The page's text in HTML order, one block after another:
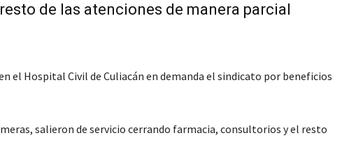
de las atenciones de manera parcial
el Hospital Civil de Culiacán en demanda el sindicato por beneficios
salieron de servicio cerrando farmacia, consultorios y el resto